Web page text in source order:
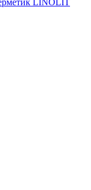
LINOLIT